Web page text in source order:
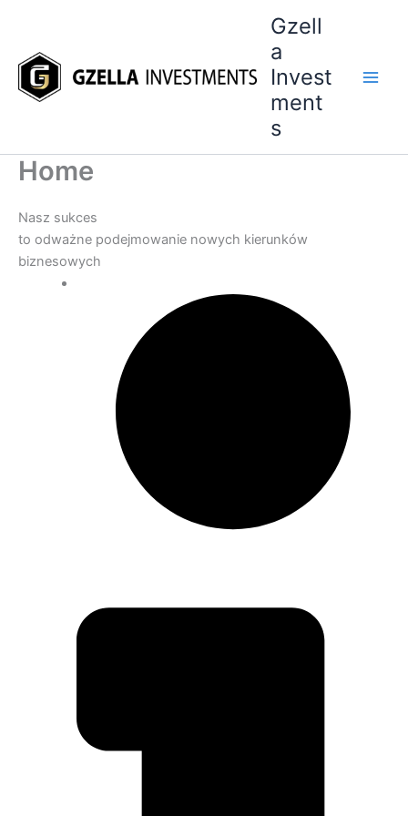
treści
Gzell
a
Invest
ment
s
Home
Nasz sukces
to odważne podejmowanie nowych kierunków
biznesowych